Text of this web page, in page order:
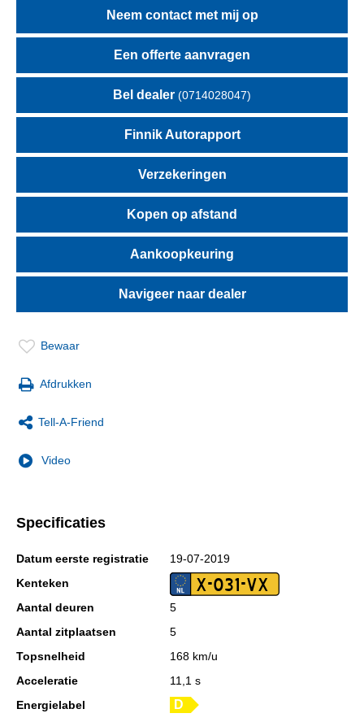
Neem contact met mij op
Een offerte aanvragen
Bel dealer (0714028047)
Finnik Autorapport
Verzekeringen
Kopen op afstand
Aankoopkeuring
Navigeer naar dealer
Bewaar
Afdrukken
Tell-A-Friend
Video
Specificaties
Datum eerste registratie
19-07-2019
Kenteken
X-031-VX
Aantal deuren
5
Aantal zitplaatsen
5
Topsnelheid
168 km/u
Acceleratie
11,1 s
Energielabel